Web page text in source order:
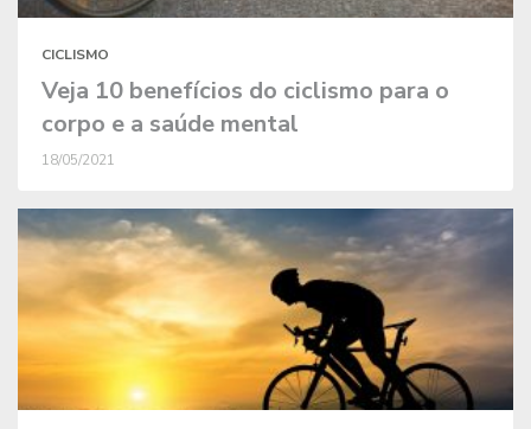
CICLISMO
Veja 10 benefícios do ciclismo para o
corpo e a saúde mental
18/05/2021